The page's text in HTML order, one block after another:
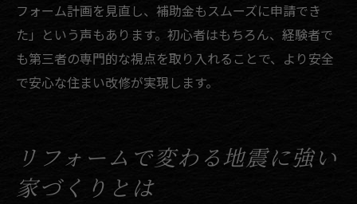
フォーム計画を見直し、補助金もスムーズに申請でき
た」という声もあります。初心者はもちろん、経験者で
も第三者の専門的な視点を取り入れることで、より安全
で安心な住まい改修が実現します。
リフォームで変わる地震に強い
家づくりとは